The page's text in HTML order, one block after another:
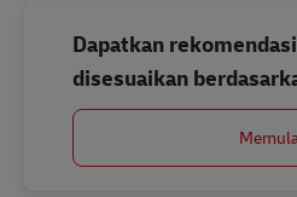
Dapatkan
disesuaikan